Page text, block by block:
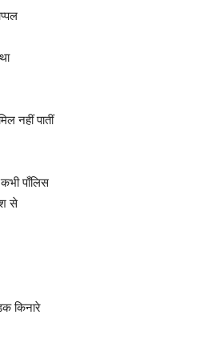
नहीं पातीं
पाँलिस
से
किनारे